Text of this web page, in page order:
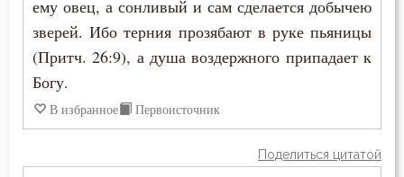
Кощунство
Крест
ему овец, а сонливый и сам сделается добычею
зверей. Ибо терния прозябают в руке пьяницы
(Притч. 26:9), а душа воздержного припадает к
Богу.
В избранное Первоисточник
Поделиться цитатой